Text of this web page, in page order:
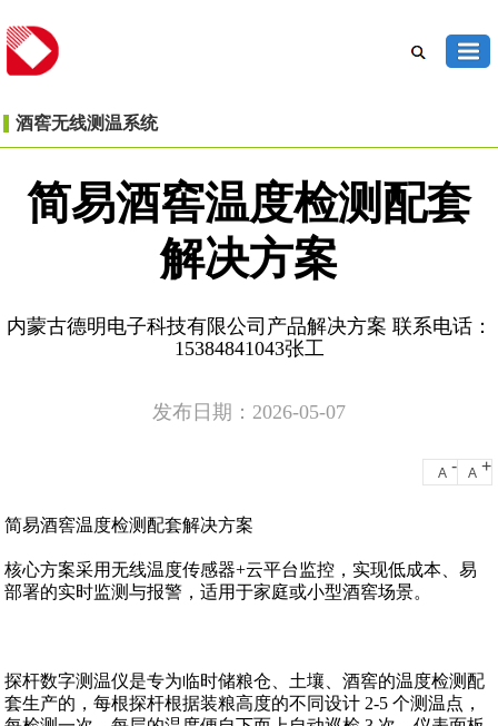
酒窖无线测温系统
简易酒窖温度检测配套
解决方案
内蒙古德明电子科技有限公司产品解决方案 联系电话：
15384841043张工
发布日期：2026-05-07
A - A +
简易酒窖温度检测配套解决方案
核心方案采用无线温度传感器+云平台监控‌，实现低成本、易
部署的实时监测与报警，适用于家庭或小型酒窖场景。
探杆数字测温仪是专为临时储粮仓、土壤、酒窖的温度检测配
套生产的，每根探杆根据装粮高度的不同设计 2-5 个测温点，